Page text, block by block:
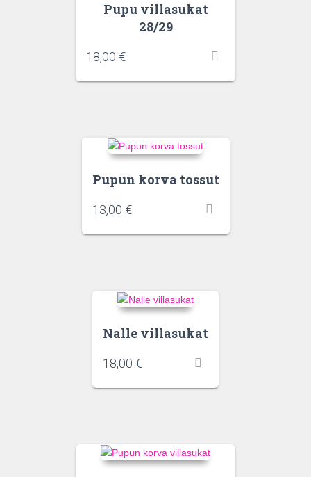
Pupu villasukat
28/29
18,00 €
Pupun korva tossut
13,00 €
Nalle villasukat
18,00 €